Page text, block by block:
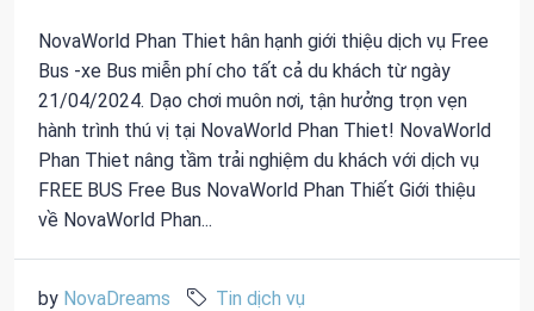
NovaWorld Phan Thiet hân hạnh giới thiệu dịch vụ Free
Bus -xe Bus miễn phí cho tất cả du khách từ ngày
21/04/2024. Dạo chơi muôn nơi, tận hưởng trọn vẹn
hành trình thú vị tại NovaWorld Phan Thiet! NovaWorld
Phan Thiet nâng tầm trải nghiệm du khách với dịch vụ
FREE BUS Free Bus NovaWorld Phan Thiết Giới thiệu
về NovaWorld Phan...
by NovaDreams Tin dịch vụ